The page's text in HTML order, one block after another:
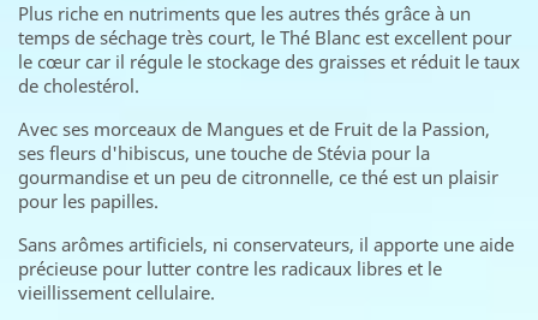
Plus riche en nutriments que les autres thés grâce à un
temps de séchage très court, le Thé Blanc est excellent pour
le cœur car il régule le stockage des graisses et réduit le taux
de cholestérol.
Avec ses morceaux de Mangues et de Fruit de la Passion,
ses fleurs d'hibiscus, une touche de Stévia pour la
gourmandise et un peu de citronnelle, ce thé est un plaisir
pour les papilles.
Sans arômes artificiels, ni conservateurs, il apporte une aide
précieuse pour lutter contre les radicaux libres et le
vieillissement cellulaire.